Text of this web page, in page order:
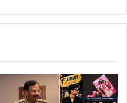
bsi
te